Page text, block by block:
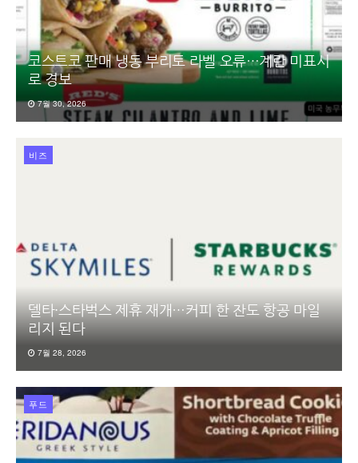
코스트코 판매 냉동 부리토 라벨 오류…계란 미표시
로 경보
7월 30, 2026
비즈
델타·스타벅스 제휴 재개…커피 한 잔도 항공 마일
리지 된다
7월 28, 2026
푸드